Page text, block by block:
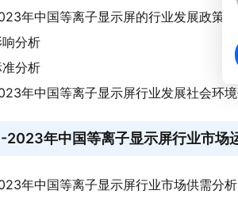
年中国等离子显示屏的行业发展政策
分析
分析
年中国等离子显示屏行业发展社会环
2023年中国等离子显示屏行业市场
年中国等离子显示屏行业市场供需分析